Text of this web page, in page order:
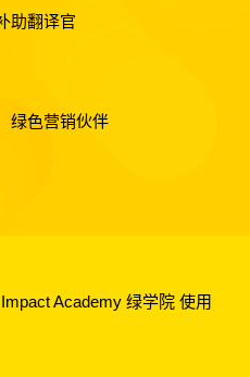
助翻译官
绿色营销伙伴
Academy 绿学院 使用